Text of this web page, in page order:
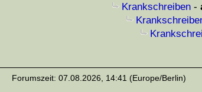
Krankschreiben -
Forumszeit: 07.08.2026, 14:41 (Europe/Berlin)